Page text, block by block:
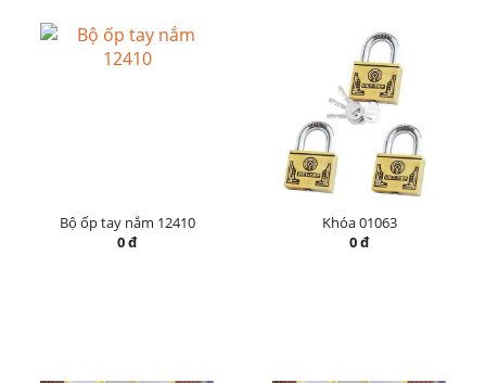
Bộ ốp tay nắm 12410
0 đ
Khóa 01063
0 đ